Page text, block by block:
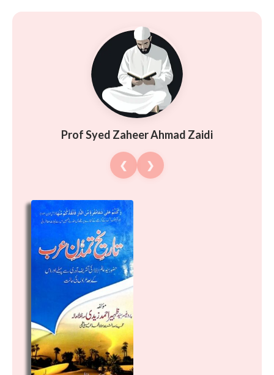
Prof Syed Zaheer Ahmad Zaidi
❮ ❯